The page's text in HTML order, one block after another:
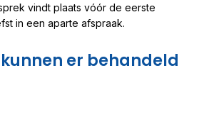
vindt plaats vóór de eerste
in een aparte afspraak.
er behandeld